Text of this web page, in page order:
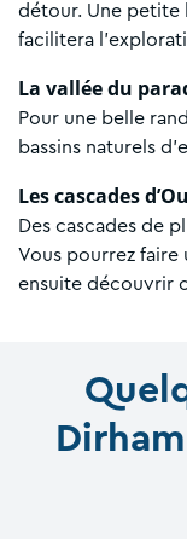
détour. Une petite
facilitera
La vallée du
Pour une belle
bassins naturels
Les cascades
Des cascades de
Vous pourrez faire
ensuite découvrir